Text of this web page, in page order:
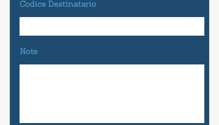
Codice Destinatario
Note